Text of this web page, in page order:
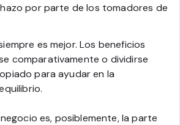
por parte de los tomadores de
es mejor. Los beneficios
comparativamente o dividirse
para ayudar en la
es, posiblemente, la parte